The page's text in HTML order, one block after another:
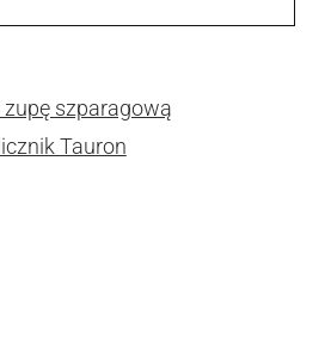
szparagową
Tauron